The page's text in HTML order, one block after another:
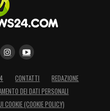
CONTATTI
REDAZIONE
DEI DATI PERSONALI
COOKIE (COOKIE POLICY)